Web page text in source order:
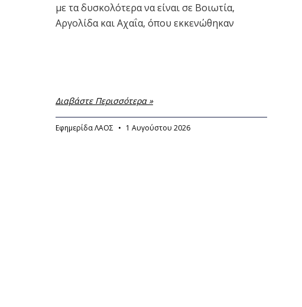
με τα δυσκολότερα να είναι σε Βοιωτία,
Αργολίδα και Αχαΐα, όπου εκκενώθηκαν
Διαβάστε Περισσότερα »
Εφημερίδα ΛΑΟΣ 1 Αυγούστου 2026